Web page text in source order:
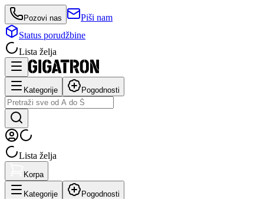
Pozovi nas
Piši nam
Status porudžbine
Lista želja
Kategorije Pogodnosti
Lista želja
Korpa
Kategorije Pogodnosti